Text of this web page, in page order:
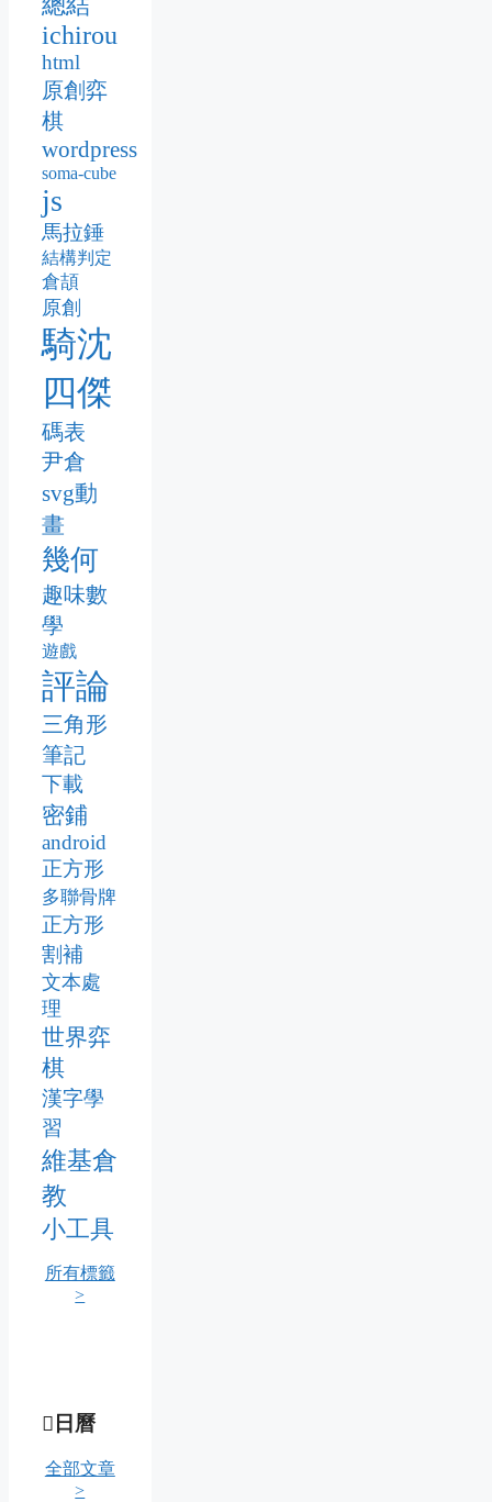
總結
ichirou
html
原創弈
棋
wordpress
soma-cube
js
馬拉錘
結構判定
倉頡
原創
騎沈
四傑
碼表
尹倉
svg動
畫
幾何
趣味數
學
遊戲
評論
三角形
筆記
下載
密鋪
android
正方形
多聯骨牌
正方形
割補
文本處
理
世界弈
棋
漢字學
習
維基倉
教
小工具
所有標籤
>
日曆
全部文章
>